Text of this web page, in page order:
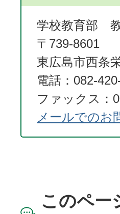
学校教育部
〒739-8601
東広島市西条
電話：082-
ファックス：
メールでのお
このペー